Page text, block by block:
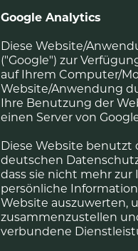
Google Analytics
Diese Website/
("Google") zur
auf Ihrem Computer/
Website/Anwendung
Ihre Benutzung der
einen Server von
Diese Website benutzt
deutschen
dass sie nicht mehr
persönliche
Website auszuwerten,
zusammenzustellen
verbundene